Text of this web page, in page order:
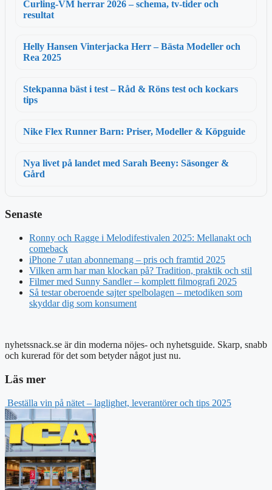
Curling-VM herrar 2026 – schema, tv-tider och
resultat
Helly Hansen Vinterjacka Herr – Bästa Modeller och
Rea 2025
Stekpanna bäst i test – Råd & Röns test och kockars
tips
Nike Flex Runner Barn: Priser, Modeller & Köpguide
Nya livet på landet med Sarah Beeny: Säsonger &
Gård
Senaste
Ronny och Ragge i Melodifestivalen 2025: Mellanakt och
comeback
iPhone 7 utan abonnemang – pris och framtid 2025
Vilken arm har man klockan på? Tradition, praktik och stil
Filmer med Sunny Sandler – komplett filmografi 2025
Så testar oberoende sajter spelbolagen – metodiken som
skyddar dig som konsument
nyhetssnack.se är din moderna nöjes- och nyhetsguide. Skarp, snabb
och kurerad för det som betyder något just nu.
Läs mer
Beställa vin på nätet – laglighet, leverantörer och tips 2025